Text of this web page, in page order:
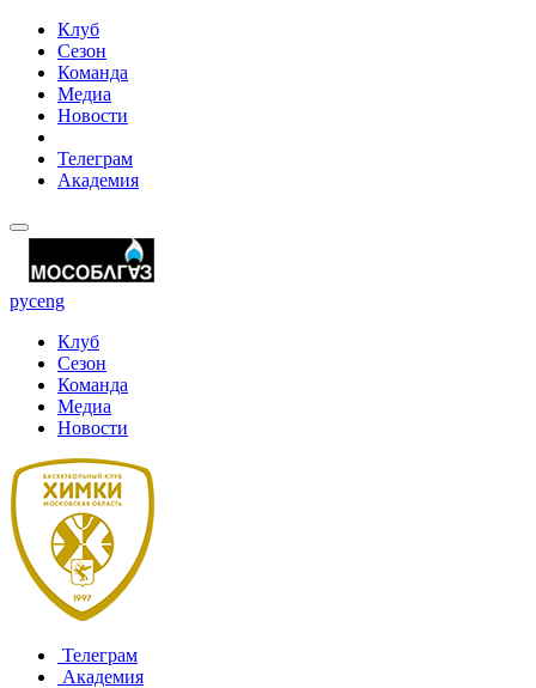
Клуб
Сезон
Команда
Медиа
Новости
Телеграм
Академия
русeng
Клуб
Сезон
Команда
Медиа
Новости
Телеграм
Академия